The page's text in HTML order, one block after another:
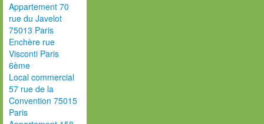
Appartement 70
rue du Javelot
75013 Paris
Enchère rue
Visconti Paris
6ème
Local commercial
57 rue de la
Convention 75015
Paris